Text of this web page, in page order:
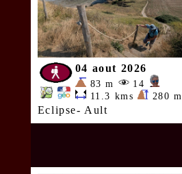
04 aout 2026
83 m
14
11.3 kms
280 m
Eclipse- Ault